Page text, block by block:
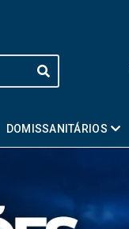
DOMISSANITÁRIOS